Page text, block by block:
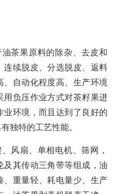
茶果原料的除杂、去皮和
续脱皮、分选脱皮、返料
、自动化程度高、生产环境
用负压作业方式对茶籽果进
环境，而且达到了良好的
独特的工艺性能。
风扇、单相电机、筛网，
其传动三角带等组成，油
重量轻、耗电量少、生产